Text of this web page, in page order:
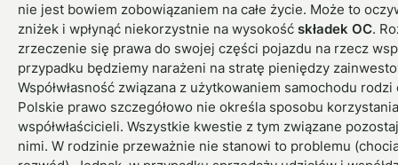
nie jest bowiem zobowiązaniem na całe życie. Może to
zniżek i wpłynąć niekorzystnie na wysokość składek OC.
zrzeczenie się prawa do swojej części pojazdu na rzecz
przypadku będziemy narażeni na stratę pieniędzy
Współwłasność związana z użytkowaniem samochodu
Polskie prawo szczegółowo nie określa sposobu
współwłaścicieli. Wszystkie kwestie z tym związane
nimi. W rodzinie przeważnie nie stanowi to problemu